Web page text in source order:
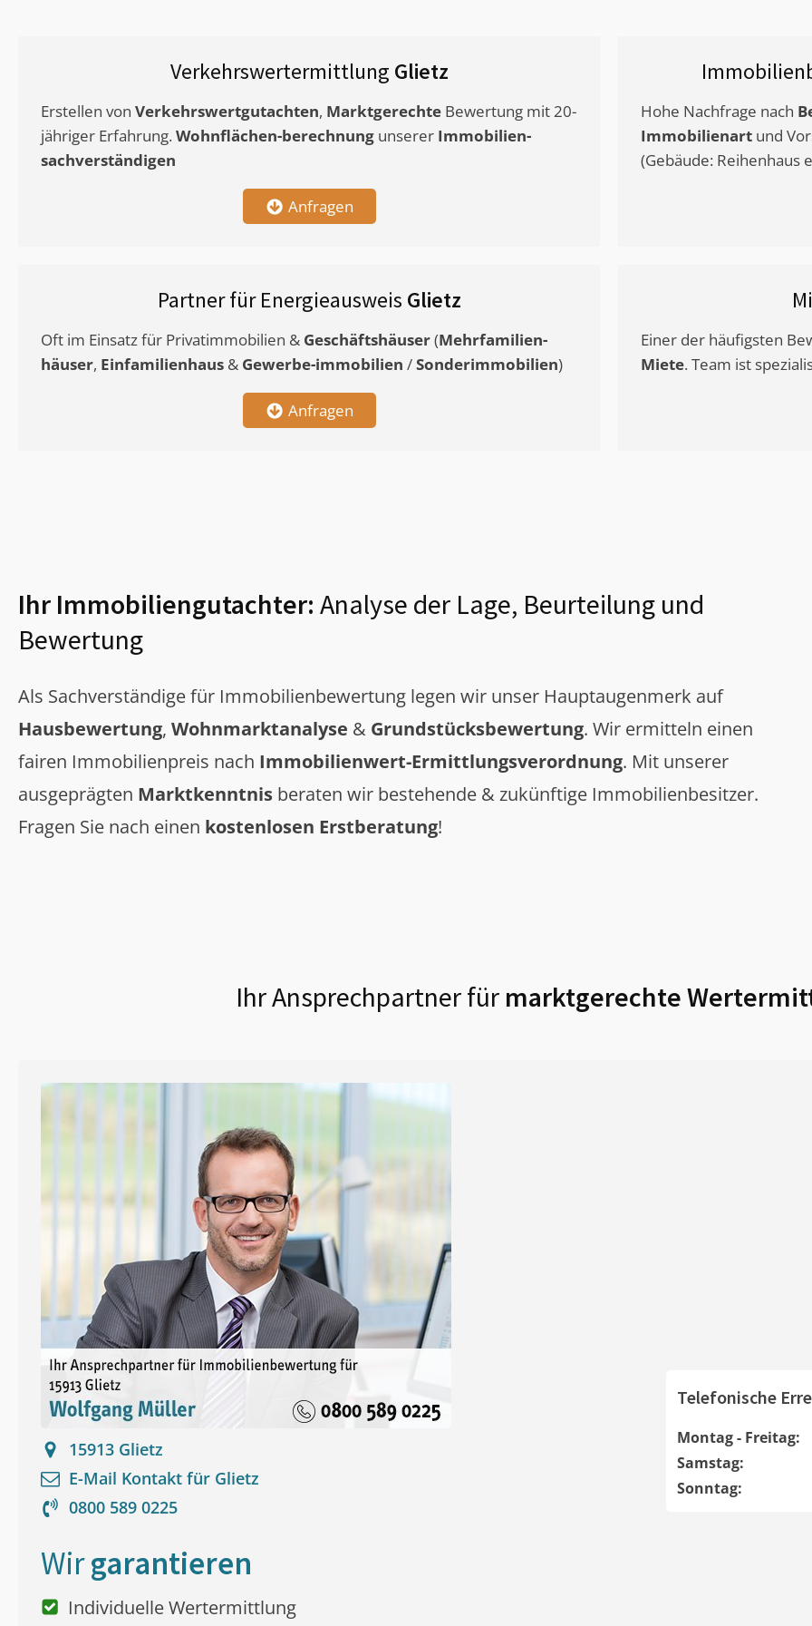
Verkehrswertermittlung Glietz
Erstellen von Verkehrswertgutachten, Marktgerechte Bewertung mit 20-
jähriger Erfahrung. Wohnflächen-berechnung unserer Immobilien-
sachverständigen
Anfragen
Hohe Nachfrage nach
Immobilienart und
(Gebäude: Reihenhaus
Partner für Energieausweis Glietz
Oft im Einsatz für Privatimmobilien & Geschäftshäuser(Mehrfamilien-
häuser, Einfamilienhaus & Gewerbe-immobilien /Sonderimmobilien)
Anfragen
Einer der häufigsten
Miete. Team ist
Ihr Immobiliengutachter: Analyse der Lage, Beurteilung und
Bewertung
Als Sachverständige für Immobilienbewertung legen wir unser Hauptaugenmerk auf
Hausbewertung, Wohnmarktanalyse & Grundstücksbewertung. Wir ermitteln einen
fairen Immobilienpreis nach Immobilienwert-Ermittlungsverordnung. Mit unserer
ausgeprägten Marktkenntnis beraten wir bestehende & zukünftige Immobilienbesitzer.
Fragen Sie nach einen kostenlosen Erstberatung!
Ihr Ansprechpartner fürmarktgerechte
15913 Glietz
E-Mail Kontakt für Glietz
0800 589 0225
Telefonische
Montag - Freitag:
Samstag:
Sonntag:
Wirgarantieren
Individuelle Wertermittlung